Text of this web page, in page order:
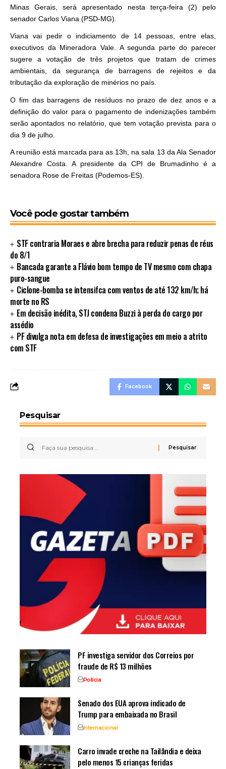
Minas Gerais, será apresentado nesta terça-feira (2) pelo
senador Carlos Viana (PSD-MG).
Viana vai pedir o indiciamento de 14 pessoas, entre elas,
executivos da Mineradora Vale. A segunda parte do parecer
sugere a votação de três projetos que tratam de crimes
ambientais, da segurança de barragens de rejeitos e da
tributação da exploração de minérios no país.
O fim das barragens de resíduos no prazo de dez anos e a
definição do valor para o pagamento de indenizações também
serão apontados no relatório, que tem votação prevista para o
dia 9 de julho.
A reunião está marcada para as 13h, na sala 13 da Ala Senador
Alexandre Costa. A presidente da CPI de Brumadinho é a
senadora Rose de Freitas (Podemos-ES).
Você pode gostar também
STF contraria Moraes e abre brecha para reduzir penas de réus
do 8/1
Bancada garante a Flávio bom tempo de TV mesmo com chapa
puro-sangue
Ciclone-bomba se intensifca com ventos de até 132 km/h; há
morte no RS
Em decisão inédita, STJ condena Buzzi à perda do cargo por
assédio
PF divulga nota em defesa de investigações em meio a atrito
com STF
Facebook
Pesquisar
PF investiga servidor dos Correios por
fraude de R$ 13 milhões
Polícia
Senado dos EUA aprova indicado de
Trump para embaixada no Brasil
Internacional
Carro invade creche na Tailândia e deixa
pelo menos 15 crianças feridas